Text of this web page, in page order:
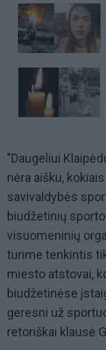
"Daugeliui
nėra aišku,
savivaldybės
biudžetinių
visuomeninių
turime tenkintis
miesto atstovai,
biudžetinėse
geresni už
retoriškai klausė